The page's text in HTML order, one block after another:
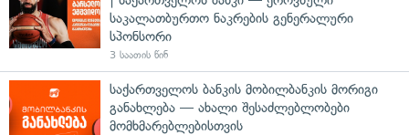
საკალათბურთო ნაკრების გენერალური
სპონსორი
3 საათის წინ
საქართველოს ბანკის მობილბანკის მორიგი
განახლება — ახალი შესაძლებლობები
მომხმარებლებისთვის